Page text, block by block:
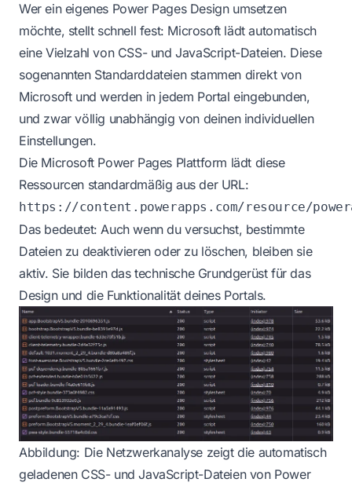
Wer ein eigenes Power Pages Design umsetzen
möchte, stellt schnell fest: Microsoft lädt automatisch
eine Vielzahl von CSS- und JavaScript-Dateien. Diese
sogenannten Standarddateien stammen direkt von
Microsoft und werden in jedem Portal eingebunden,
und zwar völlig unabhängig von deinen individuellen
Einstellungen.
Die Microsoft Power Pages Plattform lädt diese
Ressourcen standardmäßig aus der URL:
https://content.powerapps.com/resource/
Das bedeutet: Auch wenn du versuchst, bestimmte
Dateien zu deaktivieren oder zu löschen, bleiben sie
aktiv. Sie bilden das technische Grundgerüst für das
Design und die Funktionalität deines Portals.
Abbildung: Die Netzwerkanalyse zeigt die automatisch
geladenen CSS- und JavaScript-Dateien von Power